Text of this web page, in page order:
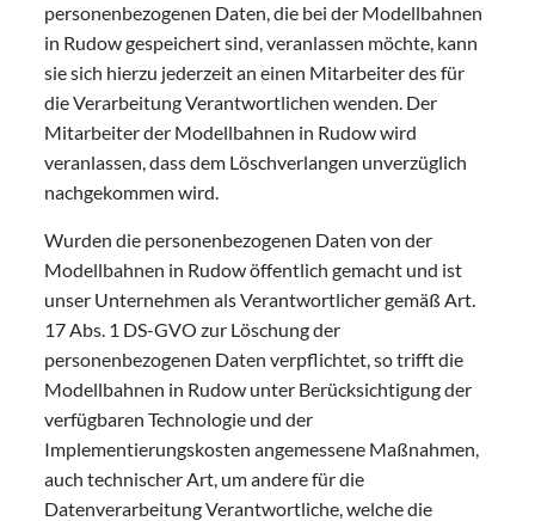
personenbezogenen Daten, die bei der Modellbahnen
in Rudow gespeichert sind, veranlassen möchte, kann
sie sich hierzu jederzeit an einen Mitarbeiter des für
die Verarbeitung Verantwortlichen wenden. Der
Mitarbeiter der Modellbahnen in Rudow wird
veranlassen, dass dem Löschverlangen unverzüglich
nachgekommen wird.
Wurden die personenbezogenen Daten von der
Modellbahnen in Rudow öffentlich gemacht und ist
unser Unternehmen als Verantwortlicher gemäß Art.
17 Abs. 1 DS-GVO zur Löschung der
personenbezogenen Daten verpflichtet, so trifft die
Modellbahnen in Rudow unter Berücksichtigung der
verfügbaren Technologie und der
Implementierungskosten angemessene Maßnahmen,
auch technischer Art, um andere für die
Datenverarbeitung Verantwortliche, welche die